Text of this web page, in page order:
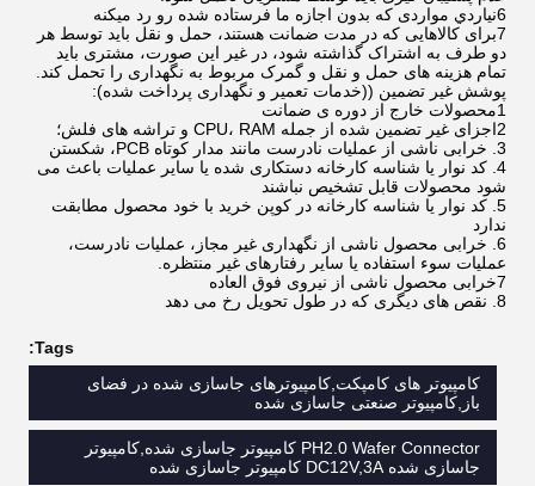
6نياردي مواردی که بدون اجازه ما فرستاده شده رو رد ميکنه
7برای کالاهایی که در مدت ضمانت هستند، حمل و نقل باید توسط هر
دو طرف به اشتراک گذاشته شود، در غیر این صورت، مشتری باید
تمام هزینه های حمل و نقل و گمرک مربوط به نگهداری را تحمل کند.
پوشش غیر تضمین ((خدمات تعمیر و نگهداری پرداخت شده):
1محصولات خارج از دوره ی ضمانت
2اجزای غیر تضمین شده از جمله CPU، RAM و تراشه های فلش؛
3. خرابی ناشی از عملیات نادرست مانند مدار کوتاه PCB، شکستن
4. کد نوار یا شناسه کارخانه دستکاری شده یا سایر عملیات باعث می
شود محصولات قابل تشخیص نباشند
5. کد نوار یا شناسه کارخانه در کوپن خرید با خود محصول مطابقت
ندارد
6. خرابی محصول ناشی از نگهداری غیر مجاز، عملیات نادرست،
عملیات سوء استفاده یا سایر رفتارهای غیر منتظره.
7خرابی محصول ناشی از نیروی فوق العاده
8. نقص های دیگری که در طول تحویل رخ می دهد
Tags:
کامپیوتر های کامپکت,کامپیوترهای جاسازی شده در فضای
باز,کامپیوتر صنعتی جاسازی شده
PH2.0 Wafer Connector کامپیوتر جاسازی شده,کامپیوتر
جاسازی شده DC12V,3A کامپیوتر جاسازی شده